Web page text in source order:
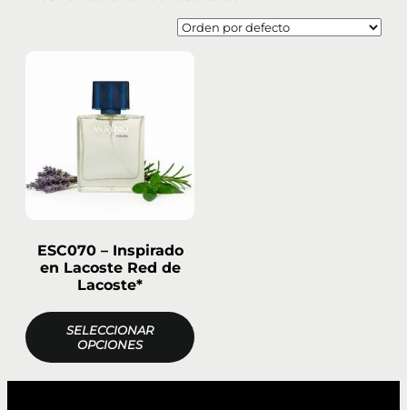
ESC070 – Inspirado
en Lacoste Red de
Lacoste*
SELECCIONAR
OPCIONES